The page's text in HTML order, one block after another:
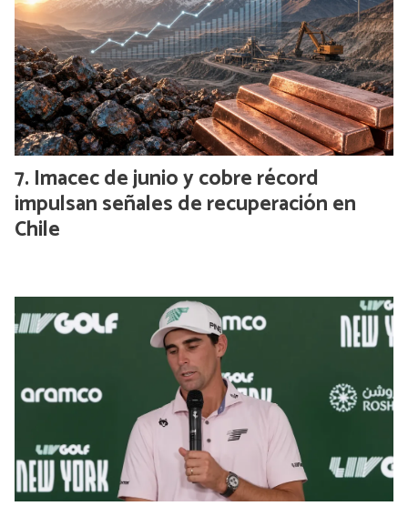
Imacec de junio y cobre récord
impulsan señales de recuperación en
Chile